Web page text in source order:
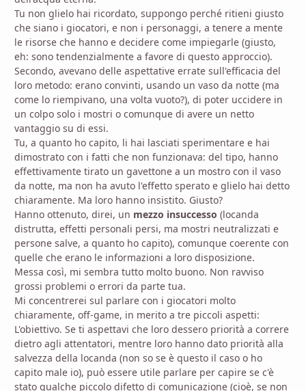
Tu non glielo hai ricordato, suppongo perché ritieni giusto
che siano i giocatori, e non i personaggi, a tenere a mente
le risorse che hanno e decidere come impiegarle (giusto,
eh: sono tendenzialmente a favore di questo approccio).
Secondo, avevano delle aspettative errate sull'efficacia del
loro metodo: erano convinti, usando un vaso da notte (ma
come lo riempivano, una volta vuoto?), di poter uccidere in
un colpo solo i mostri o comunque di avere un netto
vantaggio su di essi.
Tu, a quanto ho capito, li hai lasciati sperimentare e hai
dimostrato con i fatti che non funzionava: del tipo, hanno
effettivamente tirato un gavettone a un mostro con il vaso
da notte, ma non ha avuto l'effetto sperato e glielo hai detto
chiaramente. Ma loro hanno insistito. Giusto?
Hanno ottenuto, direi, un mezzo insuccesso (locanda
distrutta, effetti personali persi, ma mostri neutralizzati e
persone salve, a quanto ho capito), comunque coerente con
quelle che erano le informazioni a loro disposizione.
Messa così, mi sembra tutto molto buono. Non ravviso
grossi problemi o errori da parte tua.
Mi concentrerei sul parlare con i giocatori molto
chiaramente, off-game, in merito a tre piccoli aspetti:
L'obiettivo. Se ti aspettavi che loro dessero priorità a correre
dietro agli attentatori, mentre loro hanno dato priorità alla
salvezza della locanda (non so se è questo il caso o ho
capito male io), può essere utile parlare per capire se c'è
stato qualche piccolo difetto di comunicazione (cioè, se non